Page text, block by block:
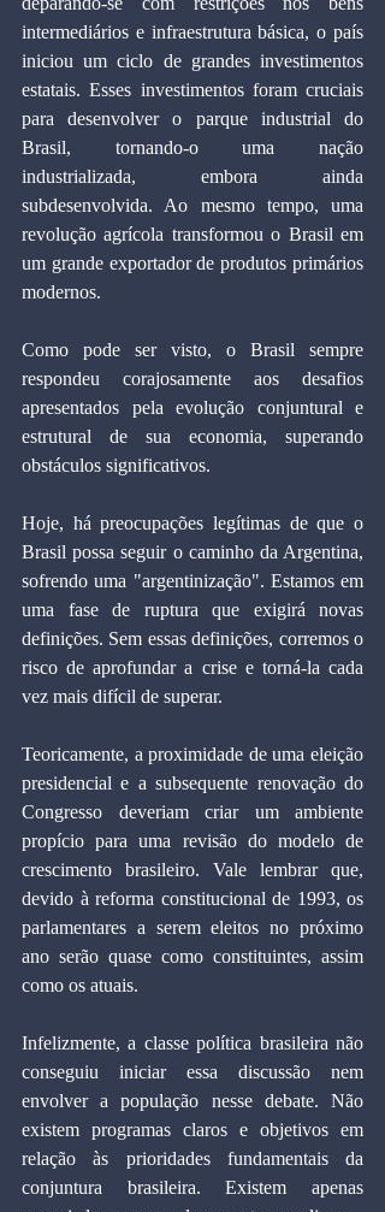
intermediários e infraestrutura básica, o país
iniciou um ciclo de grandes investimentos
estatais. Esses investimentos foram cruciais
para desenvolver o parque industrial do
Brasil, tornando-o uma nação
industrializada, embora ainda
subdesenvolvida. Ao mesmo tempo, uma
revolução agrícola transformou o Brasil em
um grande exportador de produtos primários
modernos.
Como pode ser visto, o Brasil sempre
respondeu corajosamente aos desafios
apresentados pela evolução conjuntural e
estrutural de sua economia, superando
obstáculos significativos.
Hoje, há preocupações legítimas de que o
Brasil possa seguir o caminho da Argentina,
sofrendo uma "argentinização". Estamos em
uma fase de ruptura que exigirá novas
definições. Sem essas definições, corremos o
risco de aprofundar a crise e torná-la cada
vez mais difícil de superar.
Teoricamente, a proximidade de uma eleição
presidencial e a subsequente renovação do
Congresso deveriam criar um ambiente
propício para uma revisão do modelo de
crescimento brasileiro. Vale lembrar que,
devido à reforma constitucional de 1993, os
parlamentares a serem eleitos no próximo
ano serão quase como constituintes, assim
como os atuais.
Infelizmente, a classe política brasileira não
conseguiu iniciar essa discussão nem
envolver a população nesse debate. Não
existem programas claros e objetivos em
relação às prioridades fundamentais da
conjuntura brasileira. Existem apenas